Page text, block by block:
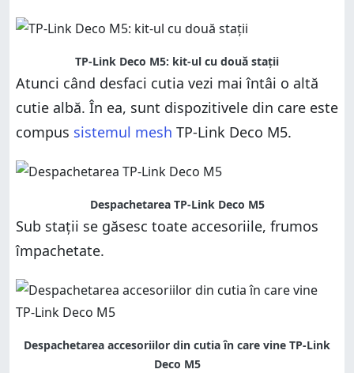
TP-Link Deco M5: kit-ul cu două stații
Atunci când desfaci cutia vezi mai întâi o altă
cutie albă. În ea, sunt dispozitivele din care este
compus sistemul mesh TP-Link Deco M5.
Despachetarea TP-Link Deco M5
Sub stații se găsesc toate accesoriile, frumos
împachetate.
Despachetarea accesoriilor din cutia în care vine TP-Link
Deco M5